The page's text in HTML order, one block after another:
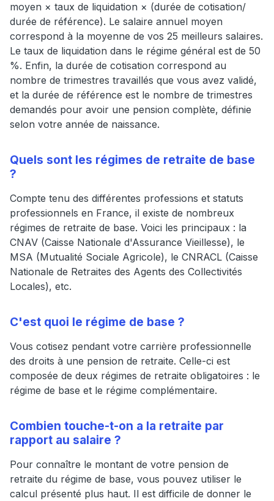
moyen × taux de liquidation × (durée de cotisation/
durée de référence). Le salaire annuel moyen
correspond à la moyenne de vos 25 meilleurs salaires.
Le taux de liquidation dans le régime général est de 50
%. Enfin, la durée de cotisation correspond au
nombre de trimestres travaillés que vous avez validé,
et la durée de référence est le nombre de trimestres
demandés pour avoir une pension complète, définie
selon votre année de naissance.
Quels sont les régimes de retraite de base
?
Compte tenu des différentes professions et statuts
professionnels en France, il existe de nombreux
régimes de retraite de base. Voici les principaux : la
CNAV (Caisse Nationale d'Assurance Vieillesse), le
MSA (Mutualité Sociale Agricole), le CNRACL (Caisse
Nationale de Retraites des Agents des Collectivités
Locales), etc.
C'est quoi le régime de base ?
Vous cotisez pendant votre carrière professionnelle
des droits à une pension de retraite. Celle-ci est
composée de deux régimes de retraite obligatoires : le
régime de base et le régime complémentaire.
Combien touche-t-on a la retraite par
rapport au salaire ?
Pour connaître le montant de votre pension de
retraite du régime de base, vous pouvez utiliser le
calcul présenté plus haut. Il est difficile de donner le